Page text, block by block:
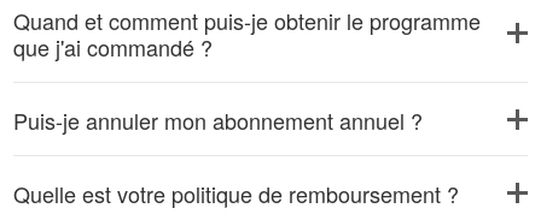
Quand et comment puis-je obtenir le programme
que j'ai commandé ?
Puis-je annuler mon abonnement annuel ?
Quelle est votre politique de remboursement ?